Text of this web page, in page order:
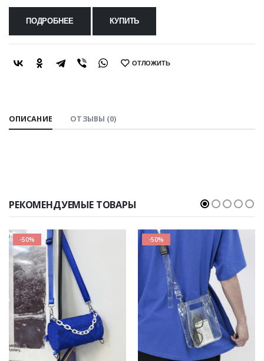
ПОДРОБНЕЕ КУПИТЬ
SHARE: ОТЛОЖИТЬ
ОПИСАНИЕ ОТЗЫВЫ (0)
РЕКОМЕНДУЕМЫЕ ТОВАРЫ
-50% -50%